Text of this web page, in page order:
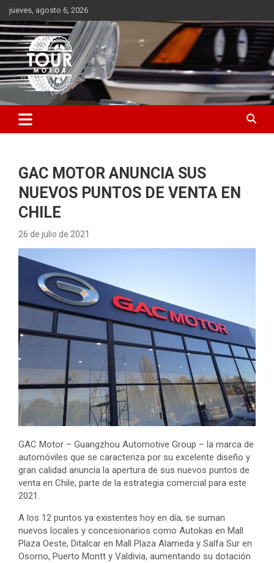
Saltar
al
contenido
jueves, agosto 6, 2026
Tour Motor
Plataforma de contenido audiovisual para el sector automotriz
GAC MOTOR ANUNCIA SUS
NUEVOS PUNTOS DE VENTA EN
CHILE
26 de julio de 2021
GAC Motor – Guangzhou Automotive Group – la marca de
automóviles que se caracteriza por su excelente diseño y
gran calidad anuncia la apertura de sus nuevos puntos de
venta en Chile, parte de la estrategia comercial para este
2021.
A los 12 puntos ya existentes hoy en día, se suman
nuevos locales y concesionarios como Autokas en Mall
Plaza Oeste, Ditalcar en Mall Plaza Alameda y Salfa Sur en
Osorno, Puerto Montt y Valdivia, aumentando su dotación